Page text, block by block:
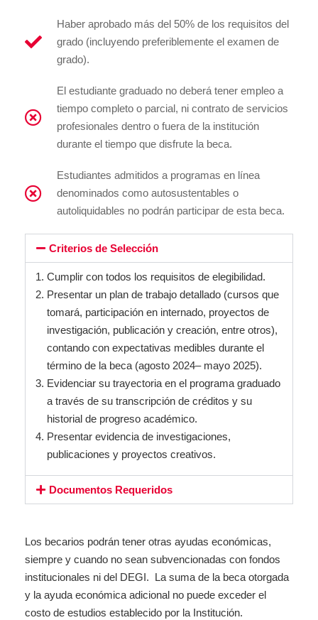
Haber aprobado más del 50% de los requisitos del
grado (incluyendo preferiblemente el examen de
grado).
El estudiante graduado no deberá tener empleo a
tiempo completo o parcial, ni contrato de servicios
profesionales dentro o fuera de la institución
durante el tiempo que disfrute la beca.
Estudiantes admitidos a programas en línea
denominados como autosustentables o
autoliquidables no podrán participar de esta beca.
Criterios de Selección
Cumplir con todos los requisitos de elegibilidad.
Presentar un plan de trabajo detallado (cursos que
tomará, participación en internado, proyectos de
investigación, publicación y creación, entre otros),
contando con expectativas medibles durante el
término de la beca (agosto 2024– mayo 2025).
Evidenciar su trayectoria en el programa graduado
a través de su transcripción de créditos y su
historial de progreso académico.
Presentar evidencia de investigaciones,
publicaciones y proyectos creativos.
Documentos Requeridos
Los becarios podrán tener otras ayudas económicas,
siempre y cuando no sean subvencionadas con fondos
institucionales ni del DEGI. La suma de la beca otorgada
y la ayuda económica adicional no puede exceder el
costo de estudios establecido por la Institución.